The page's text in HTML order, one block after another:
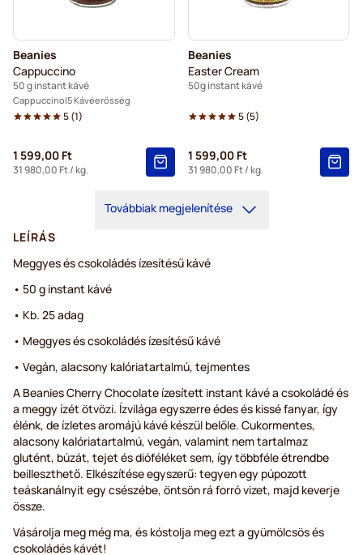
Beanies
Cappuccino
50 g instant kávé
Cappuccino 5 Kávéerősség
5(1)
1 599,00 Ft
31 980,00 Ft/ kg.
Beanies
Easter Cream
50g instant kávé
5(5)
1 599,00 Ft
31 980,00 Ft/ kg.
Továbbiak megjelenítése
LEÍRÁS
Meggyes és csokoládés ízesítésű kávé
• 50 g instant kávé
• Kb. 25 adag
• Meggyes és csokoládés ízesítésű kávé
• Vegán, alacsony kalóriatartalmú, tejmentes
A Beanies Cherry Chocolate ízesített instant kávé a csokoládé és
a meggy ízét ötvözi. Ízvilága egyszerre édes és kissé fanyar, így
élénk, de ízletes aromájú kávé készül belőle. Cukormentes,
alacsony kalóriatartalmú, vegán, valamint nem tartalmaz
glutént, búzát, tejet és dióféléket sem, így többféle étrendbe
beilleszthető. Elkészítése egyszerű: tegyen egy púpozott
teáskanálnyit egy csészébe, öntsön rá forró vizet, majd keverje
össze.
Vásárolja meg még ma, és kóstolja meg ezt a gyümölcsös és
csokoládés kávét!